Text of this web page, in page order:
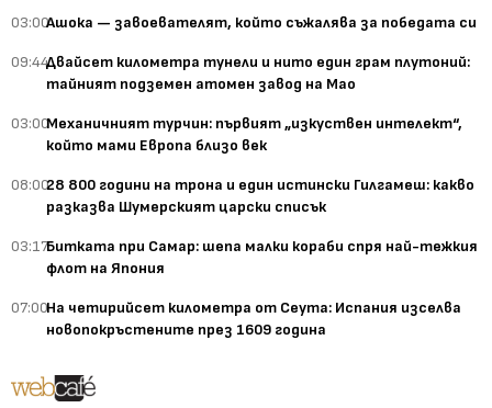
03:00Ашока — завоевателят, който съжалява за победата си
09:44Двайсет километра тунели и нито един грам плутоний:
тайният подземен атомен завод на Мао
03:00Механичният турчин: първият „изкуствен интелект“,
който мами Европа близо век
08:0028 800 години на трона и един истински Гилгамеш: какво
разказва Шумерският царски списък
03:17Битката при Самар: шепа малки кораби спря най-тежкия
флот на Япония
07:00На четирийсет километра от Сеута: Испания изселва
новопокръстените през 1609 година